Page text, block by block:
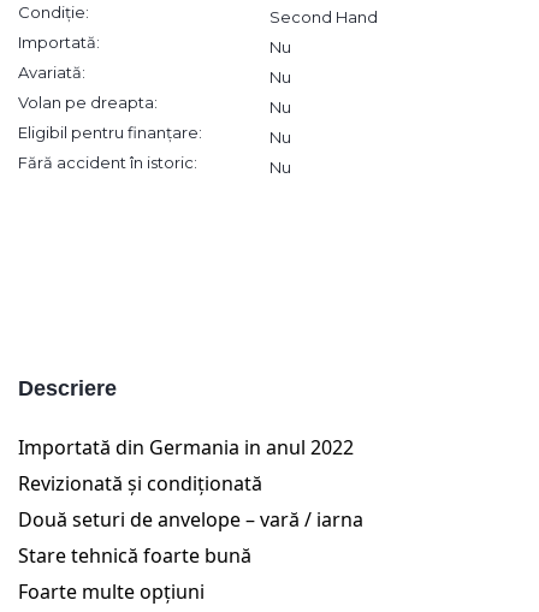
Condiție:
Second Hand
Importată:
Nu
Avariată:
Nu
Volan pe dreapta:
Nu
Eligibil pentru finanțare:
Nu
Fără accident în istoric:
Nu
Descriere
Importată din Germania in anul 2022
Revizionată și condiționată
Două seturi de anvelope – vară / iarna
Stare tehnică foarte bună
Foarte multe opțiuni